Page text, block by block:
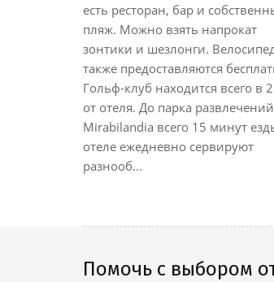
есть ресторан, бар и
пляж. Можно взять напрокат
зонтики и шезлонги.
также предоставляются
Гольф-клуб находится всего в
от отеля. До парка развлечений
Mirabilandia всего 15 минут
отеле ежедневно сервируют
разнооб...
Помочь с выбором